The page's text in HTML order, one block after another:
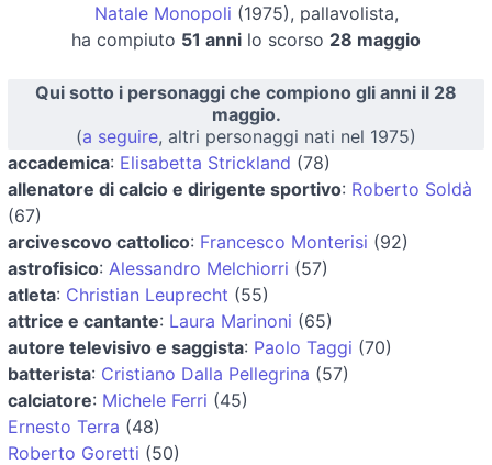
Natale Monopoli (1975), pallavolista,
ha compiuto 51 anni lo scorso 28 maggio
Qui sotto i personaggi che compiono gli anni il 28
maggio.
(a seguire, altri personaggi nati nel 1975)
accademica: Elisabetta Strickland (78)
allenatore di calcio e dirigente sportivo: Roberto Soldà
(67)
arcivescovo cattolico: Francesco Monterisi (92)
astrofisico: Alessandro Melchiorri (57)
atleta: Christian Leuprecht (55)
attrice e cantante: Laura Marinoni (65)
autore televisivo e saggista: Paolo Taggi (70)
batterista: Cristiano Dalla Pellegrina (57)
calciatore: Michele Ferri (45)
Ernesto Terra (48)
Roberto Goretti (50)